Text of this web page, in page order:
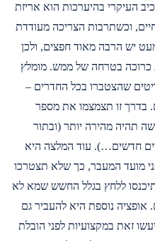
העיקרי בהיערכות הוא אריזת
וכשתרבות הצריכה מעודדת
יש הרבה מאוד חפצים, ולכן
כרוכה בטרחה של ממש. מומלץ
שהצטברו בכל החדרים –
בדרך זו תצמצמו את מספר
תהיה מהירה יותר (ובתור
חדשים…). עוד המלצה היא
מועד המעבר, כך שלא תצטרכו
ללחץ בגלל החשש שמא לא
אופציה נוספת היא להעביר גם
זאת במקצועיות לפני הובלת